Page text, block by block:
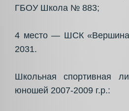
ГБОУ Школа № 883;
4 место — ШСК
2031.
Школьная спортивная
юношей 2007-2009 г.р.: